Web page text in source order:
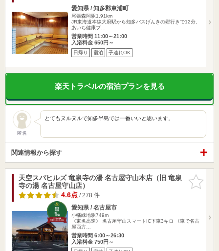
愛知県 / 知多郡東浦町
尾張森岡駅1.91km
JR東海道本線大府駅から知多バスげんきの郷行きで12分、
あいち健康プ…
営業時間 11:00～21:00
入浴料金 650円～
日帰り 宿泊 子連れOK
楽天トラベルの宿泊プランを見る
匿名
とてもヌルヌルで知多半島では一番いいと思います。
関連情報から探す
お気に入
りに追加
天空スパヒルズ 竜泉寺の湯 名古屋守山本店（旧 竜泉
寺の湯 名古屋守山店）
4.6点/ 278 件
愛知県 / 名古屋市
小幡緑地駅749m
《東名高速》 名古屋守山スマートIC下車3キロ 《車で名古
屋西方…
営業時間 6:00～26:30
入浴料金 750円～